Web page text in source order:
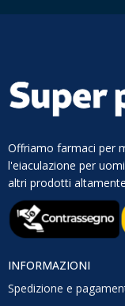
Offriamo farmaci per
l'eiaculazione per
altri prodotti
INFORMAZIONI
Spedizione e